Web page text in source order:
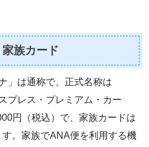
族カード
」は通称で、正式名称は
プレス・プレミアム・カー
円（税込）で、家族カードは
。家族でANA便を利用する機